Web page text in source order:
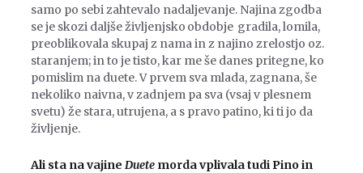
samo po sebi zahtevalo nadaljevanje. Najina zgodba
se je skozi daljše življenjsko obdobje gradila, lomila,
preoblikovala skupaj z nama in z najino zrelostjo oz.
staranjem; in to je tisto, kar me še danes pritegne, ko
pomislim na duete. V prvem sva mlada, zagnana, še
nekoliko naivna, v zadnjem pa sva (vsaj v plesnem
svetu) že stara, utrujena, a s pravo patino, ki ti jo da
življenje.
Ali sta na vajine Duetemorda vplivala tudi Pino in